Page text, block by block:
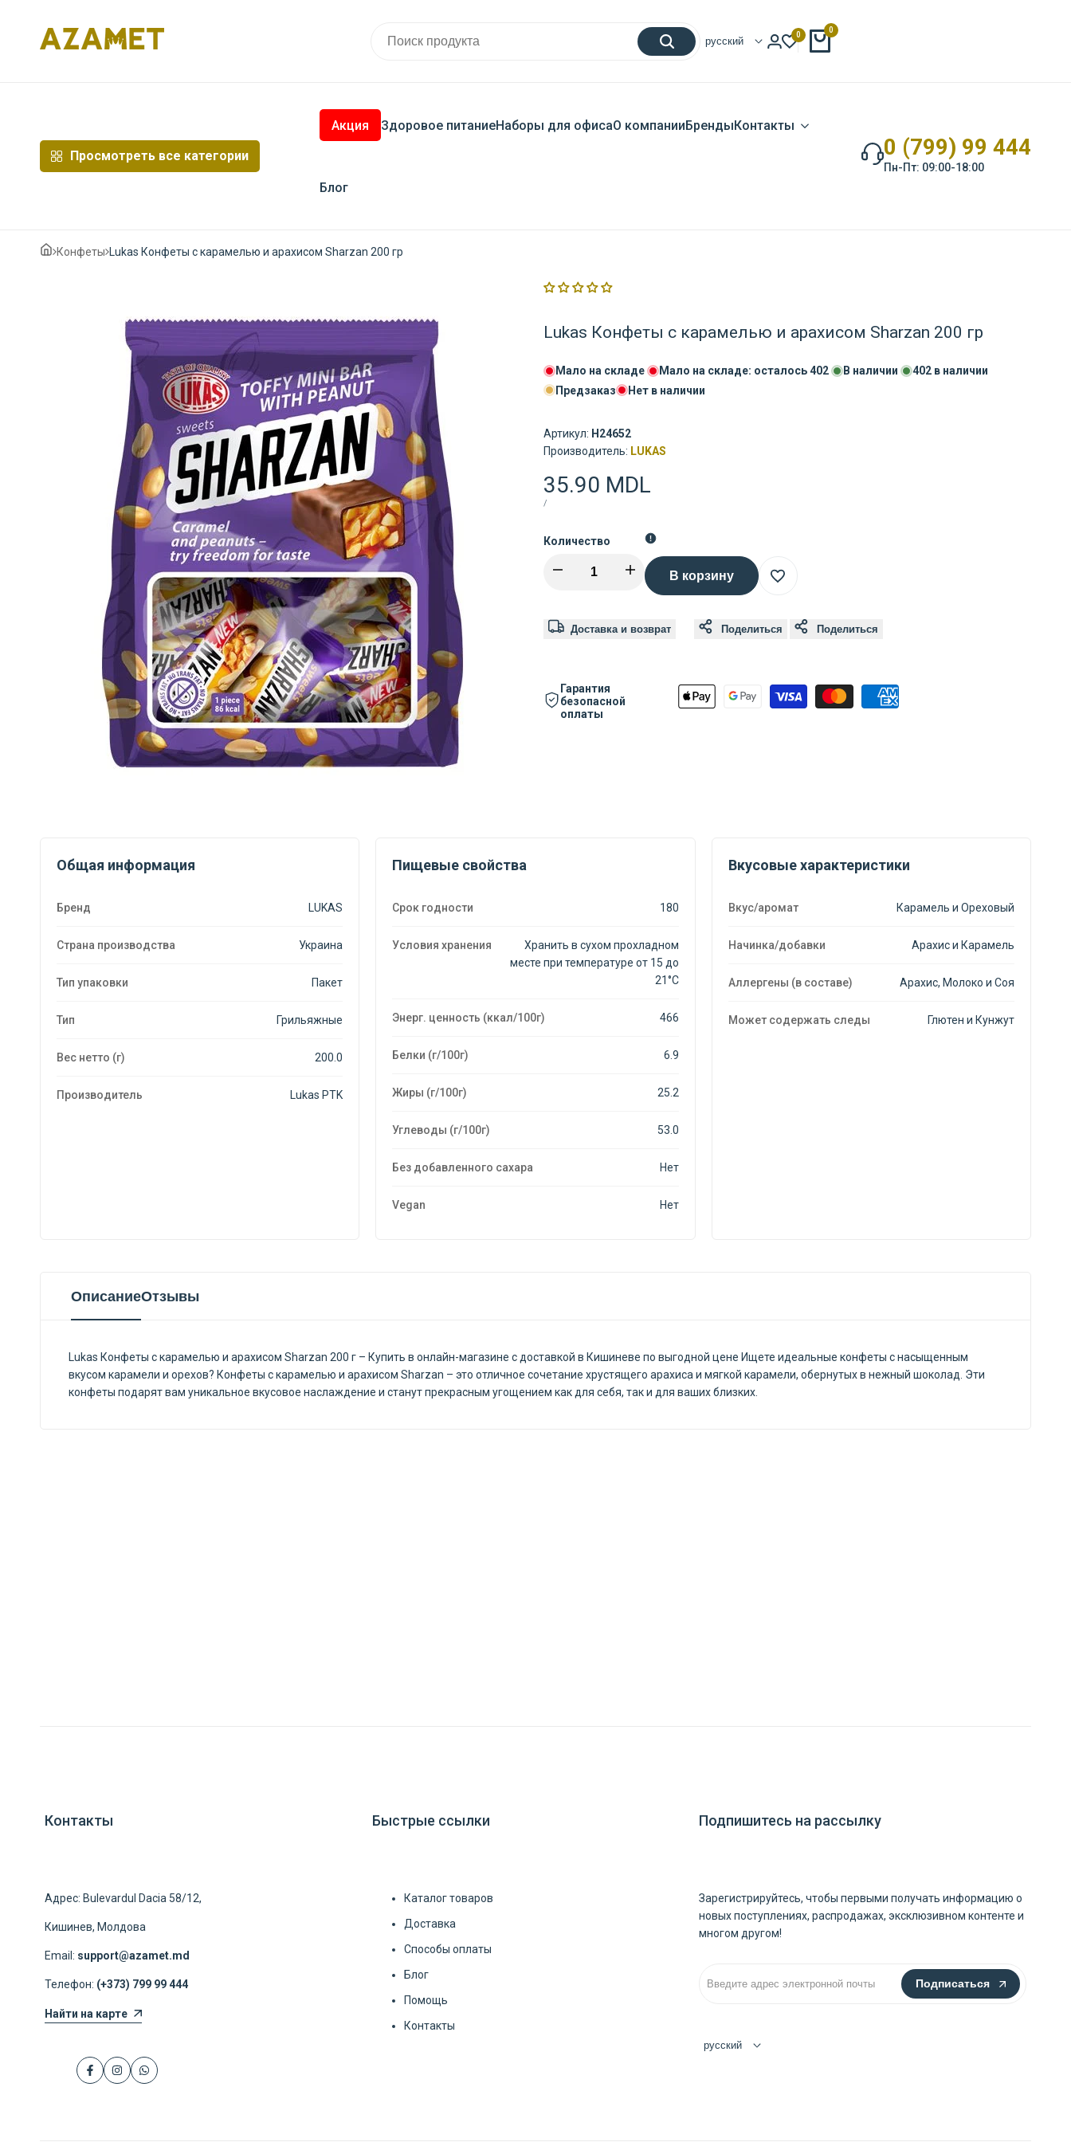
содержимому
русский
0 0
Просмотреть все категории
Акция Здоровое питаниеНаборы для офисаО компанииБрендыКонтакты
Блог
0 (799) 99 444
Пн-Пт: 09:00-18:00
Конфеты Lukas Конфеты с карамелью и арахисом Sharzan 200 гр
Lukas Конфеты с карамелью и арахисом Sharzan 200 гр
Мало на складе Мало на складе: осталось402 В наличии 402в наличии
Предзаказ
Нет в наличии
Артикул: H24652
Производитель: Поставщик:
LUKAS
Цена
распродажи
35.90 MDL
ЦЕНА
/
Количество
Уменьшить
Lukas
Конфеты
Увеличить
Sharzan
В корзину
в
желаний
Доставка и возврат Поделиться Поделиться
Гарантия
безопасной
оплаты
Общая информация
Бренд LUKAS
Страна производства Украина
Тип упаковки Пакет
Тип Грильяжные
Вес нетто (г) 200.0
Производитель Lukas PTK
Пищевые свойства
Срок годности 180
Условия хранения
Хранить в сухом прохладном
месте при температуре от 15 до
21°C
Энерг. ценность (ккал/100г) 466
Белки (г/100г) 6.9
Жиры (г/100г) 25.2
Углеводы (г/100г) 53.0
Без добавленного сахара Нет
Vegan Нет
Вкусовые характеристики
Вкус/аромат Карамель и Ореховый
Начинка/добавки Арахис и Карамель
Аллергены (в составе) Арахис, Молоко и Соя
Может содержать следы Глютен и Кунжут
ОписаниеОтзывы
Lukas Конфеты с карамелью и арахисом Sharzan 200 г – Купить в онлайн-магазине с доставкой в Кишиневе по выгодной цене Ищете идеальные конфеты с насыщенным
вкусом карамели и орехов? Конфеты с карамелью и арахисом Sharzan – это отличное сочетание хрустящего арахиса и мягкой карамели, обернутых в нежный шоколад. Эти
конфеты подарят вам уникальное вкусовое наслаждение и станут прекрасным угощением как для себя, так и для ваших близких.
Контакты
Адрес: Bulevardul Dacia 58/12,
Кишинев, Молдова
Email: support@azamet.md
Телефон: (+373) 799 99 444
Найти на карте
FacebookInstagramWhatsApp
Быстрые ссылки
Каталог товаров
Доставка
Способы оплаты
Блог
Помощь
Контакты
Подпишитесь на рассылку
Зарегистрируйтесь, чтобы первыми получать информацию о
новых поступлениях, распродажах, эксклюзивном контенте и
многом другом!
Подписаться
русский